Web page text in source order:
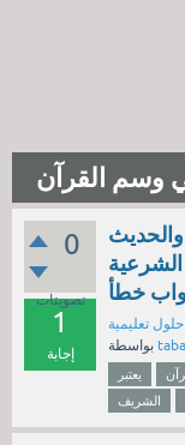
وسم القرآن
0
تصويتات
1
إجابة
والحديث
خطأ
حلول تعليمية
يعتبر
الشريف